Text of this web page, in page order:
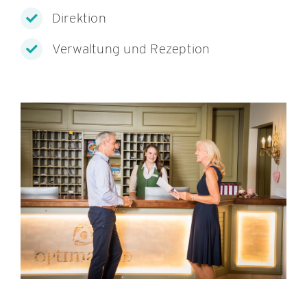
Direktion
Verwaltung und Rezeption